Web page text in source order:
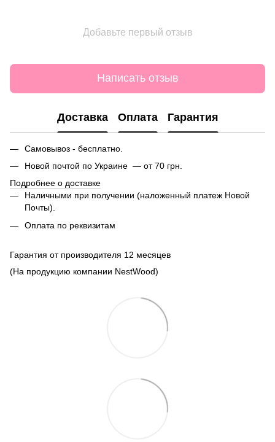
Добавьте первый отзыв
Написать отзыв
Доставка Оплата Гарантия
Самовывоз - бесплатно.
Новой почтой по Украине — от 70 грн.
Подробнее о доставке
Наличными при получении (наложенный платеж Новой
Почты).
Оплата по реквизитам
Гарантия от производителя 12 месяцев
(На продукцию компании NestWood)